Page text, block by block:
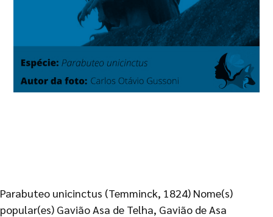
Parabuteo unicinctus (Temminck, 1824) Nome(s)
popular(es) Gavião Asa de Telha, Gavião de Asa